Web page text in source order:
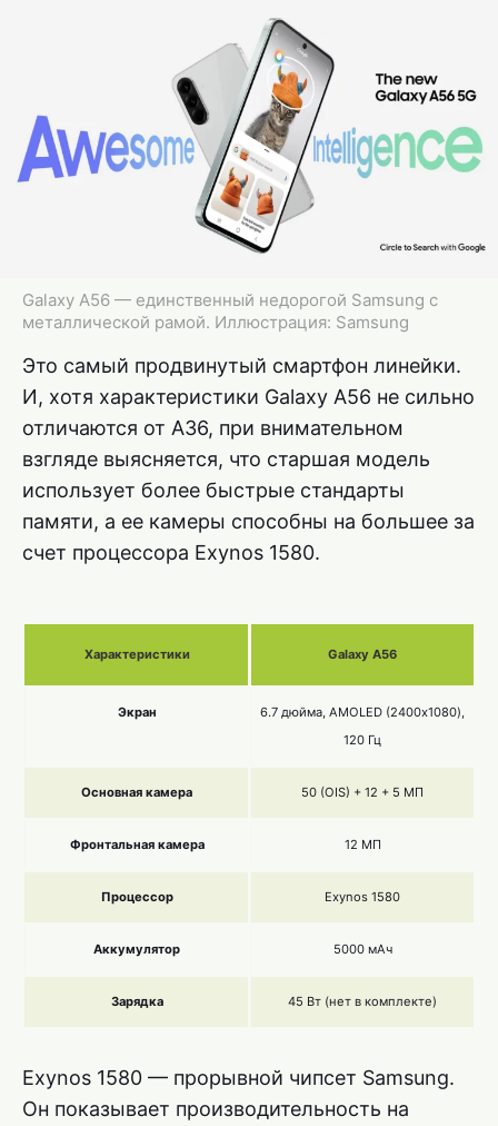
Galaxy A56 — единственный недорогой Samsung с
металлической рамой. Иллюстрация: Samsung
Это самый продвинутый смартфон линейки.
И, хотя характеристики Galaxy A56 не сильно
отличаются от A36, при внимательном
взгляде выясняется, что старшая модель
использует более быстрые стандарты
памяти, а ее камеры способны на большее за
счет процессора Exynos 1580.
Характеристики Galaxy A56
Экран
6.7 дюйма, AMOLED (2400х1080),
120 Гц
Основная камера 50 (OIS) + 12 + 5 МП
Фронтальная камера 12 МП
Процессор Exynos 1580
Аккумулятор 5000 мАч
Зарядка 45 Вт (нет в комплекте)
Exynos 1580 — прорывной чипсет Samsung.
Он показывает производительность на